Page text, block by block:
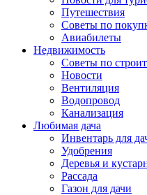
Путешествия
Советы по
Авиабилеты
Недвижимость
Советы по
Новости
Вентиляция
Водопровод
Канализация
Любимая дача
Инвентарь для
Удобрения
Деревья и
Рассада
Газон для дачи